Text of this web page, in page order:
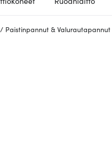
/ Paistinpannut & Valurautapannut